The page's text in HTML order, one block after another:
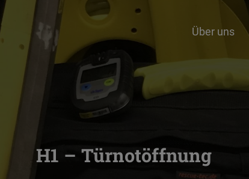
Über uns
H1 – Türnotöffnung